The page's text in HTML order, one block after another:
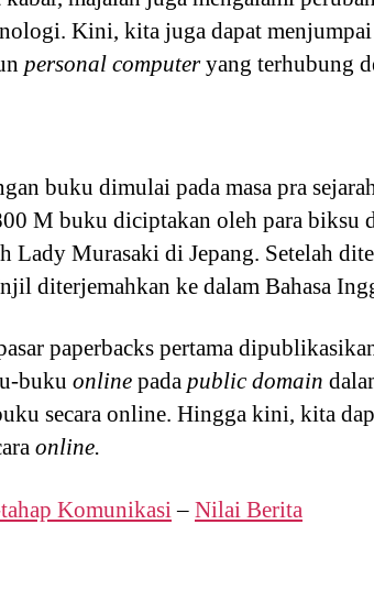
Kini, kita juga dapat
personal computeryang terhubung
buku dimulai pada masa pra
M buku diciptakan oleh para biksu
Lady Murasaki di Jepang. Setelah
diterjemahkan ke dalam Bahasa
paperbacks pertama
buku online pada public domain
secara online. Hingga kini, kita
online.
Komunikasi – Nilai Berita